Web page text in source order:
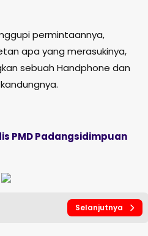
permintaannya,
apa yang merasukinya,
sebuah Handphone dan
PMD Padangsidimpuan
Selanjutnya